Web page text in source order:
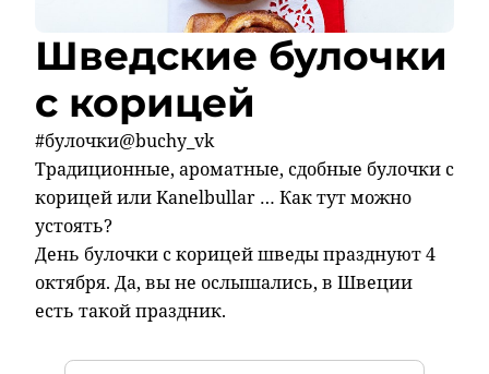
Шведские булочки
с корицей
#булочки@buchy_vk
Традиционные, ароматные, сдобные булочки с
корицей или Kanelbullar … Как тут можно
устоять?
День булочки с корицей шведы празднуют 4
октября. Да, вы не ослышались, в Швеции
есть такой праздник.